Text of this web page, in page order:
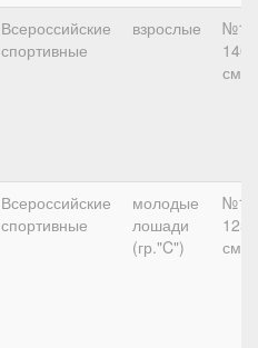
Всероссийские
спортивные
взрослые
140
см
Всероссийские
спортивные
молодые
лошади
(гр."C")
125
см